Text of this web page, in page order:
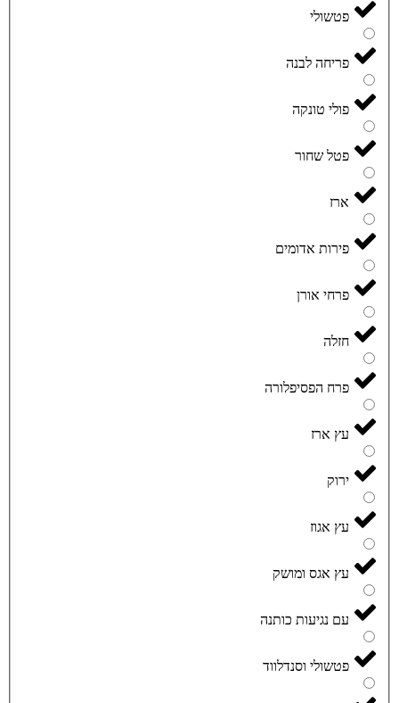
פטשולי
פריחה לבנה
פולי טונקה
פטל שחור
ארז
פירות אדומים
פרחי אורן
חזלה
פרח הפסיפלורה
עץ ארז
ירוק
עץ אגוז
עץ אגס ומושק
עם נגיעות כותנה
פטשולי וסנדלווד